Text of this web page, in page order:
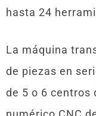
hasta 24
La máquina
de piezas en
de 5 o 6 centros